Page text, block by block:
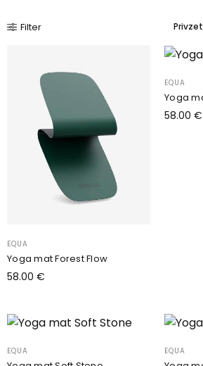
Filter
EQUA
Yoga mat Forest Flow
58.00 €
EQUA
Yoga
58.00 €
EQUA EQUA